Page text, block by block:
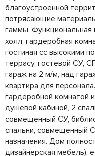
благоустроенной
потрясающие
гаммы. Функциональная
холл, гардеробная
гостиная сс высокими
террасу, гостевой СУ,
гараж на 2 м/м, над
квартира для
гардеробной комнатой
душевой кабиной, 2
совмещенный СУ,
спальни, совмещенный
назначения. Дом
дизайнерская мебель),